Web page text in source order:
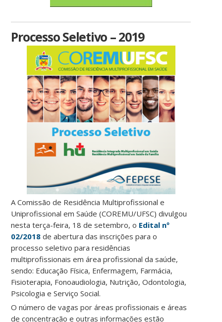
Processo Seletivo – 2019
A Comissão de Residência Multiprofissional e
Uniprofissional em Saúde (COREMU/UFSC) divulgou
nesta terça-feira, 18 de setembro, o Edital nº
02/2018 de abertura das inscrições para o
processo seletivo para residências
multiprofissionais em área profissional da saúde,
sendo: Educação Física, Enfermagem, Farmácia,
Fisioterapia, Fonoaudiologia, Nutrição, Odontologia,
Psicologia e Serviço Social.
O número de vagas por áreas profissionais e áreas
de concentração e outras informações estão